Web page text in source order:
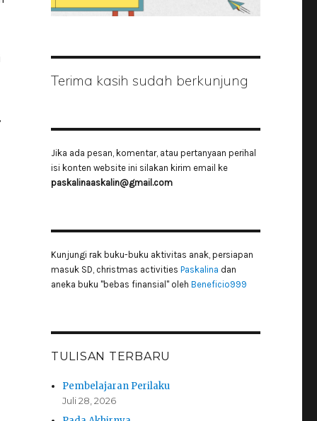
Terima kasih sudah berkunjung
Jika ada pesan, komentar, atau pertanyaan perihal
isi konten website ini silakan kirim email ke
paskalinaaskalin@gmail.com
Kunjungi rak buku-buku aktivitas anak, persiapan
masuk SD, christmas activities Paskalina dan
aneka buku "bebas finansial" oleh Beneficio999
TULISAN TERBARU
Pembelajaran Perilaku
Juli 28, 2026